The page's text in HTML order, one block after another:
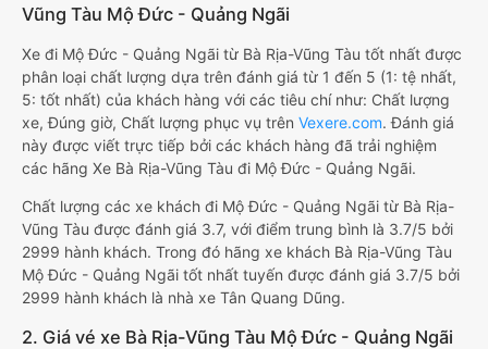
Vũng Tàu Mộ Đức - Quảng Ngãi
Xe đi Mộ Đức - Quảng Ngãi từ Bà Rịa-Vũng Tàu tốt nhất được
phân loại chất lượng dựa trên đánh giá từ 1 đến 5 (1: tệ nhất,
5: tốt nhất) của khách hàng với các tiêu chí như: Chất lượng
xe, Đúng giờ, Chất lượng phục vụ trên Vexere.com. Đánh giá
này được viết trực tiếp bởi các khách hàng đã trải nghiệm
các hãng Xe Bà Rịa-Vũng Tàu đi Mộ Đức - Quảng Ngãi.
Chất lượng các xe khách đi Mộ Đức - Quảng Ngãi từ Bà Rịa-
Vũng Tàu được đánh giá 3.7, với điểm trung bình là 3.7/5 bởi
2999 hành khách. Trong đó hãng xe khách Bà Rịa-Vũng Tàu
Mộ Đức - Quảng Ngãi tốt nhất tuyến được đánh giá 3.7/5 bởi
2999 hành khách là nhà xe Tân Quang Dũng.
2. Giá vé xe Bà Rịa-Vũng Tàu Mộ Đức - Quảng Ngãi